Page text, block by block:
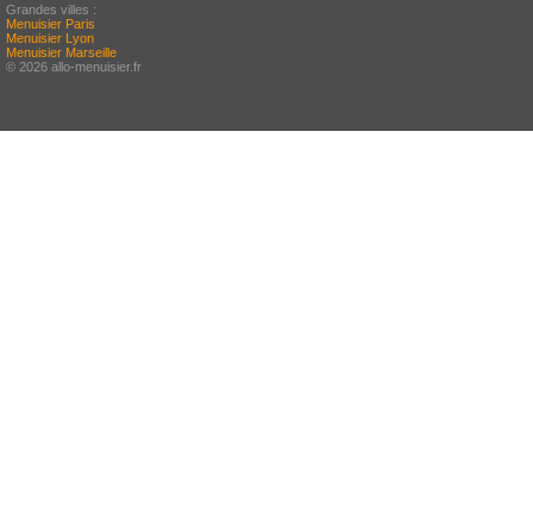
Grandes villes :
Menuisier Paris
Menuisier Lyon
Menuisier Marseille
© 2026 allo-menuisier.fr